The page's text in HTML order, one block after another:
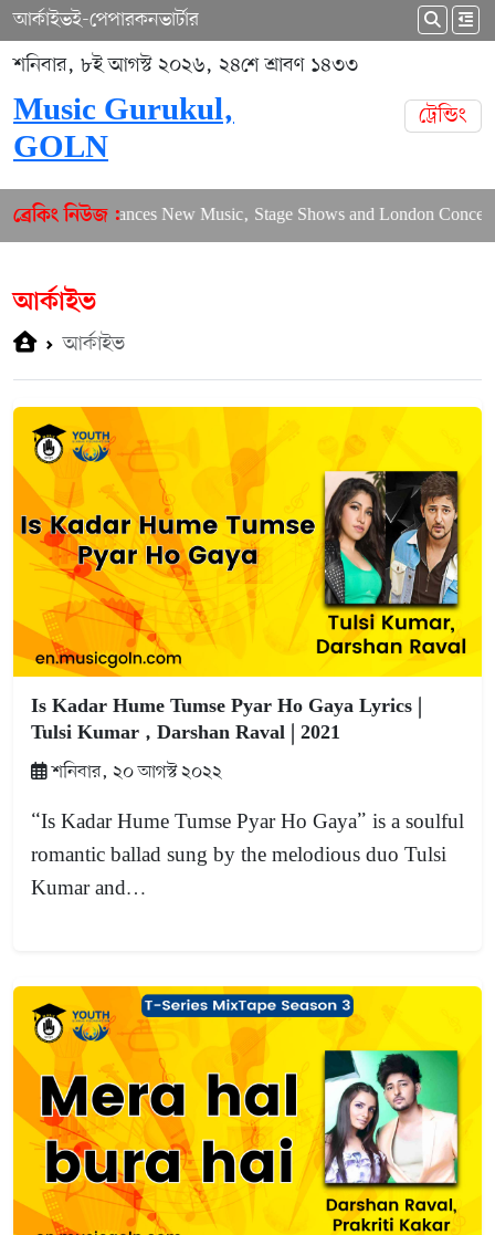
আর্কাইভই-পেপারকনভার্টার
শনিবার, ৮ই আগস্ট ২০২৬, ২৪শে শ্রাবণ ১৪৩৩
Music Gurukul,
GOLN
ট্রেন্ডিং
ব্রেকিং নিউজ :
Puja Balances New Music, Stage Shows and London Concerts
আর্কাইভ
আর্কাইভ
Is Kadar Hume Tumse Pyar Ho Gaya Lyrics |
Tulsi Kumar , Darshan Raval | 2021
শনিবার, ২০ আগস্ট ২০২২
“Is Kadar Hume Tumse Pyar Ho Gaya” is a soulful
romantic ballad sung by the melodious duo Tulsi
Kumar and…